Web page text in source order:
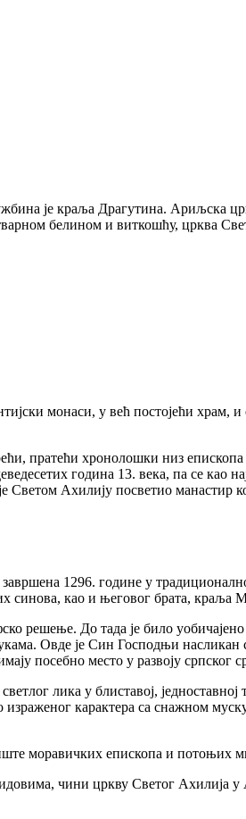
је краља Драгутина. Ариљска
белином и виткошћу, црква
монаси, у већ постојећи
пратећи хронолошки низ
година 13. века, па се
Ахилију посветио манастир
1296. године у
синова, као и његовог брата,
решење. До тада је било
Овде је Син Господњи
посебно место у развоју српског
лика у блиставој, једноставној
карактера са снажном
моравичких епископа и потоњих
чини цркву Светог Ахилија